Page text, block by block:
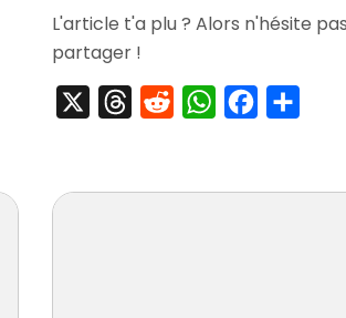
Edition
L'article t'a plu ? Alors n'hésite
partager !
ThreadsRedditWhatsAppFacebook